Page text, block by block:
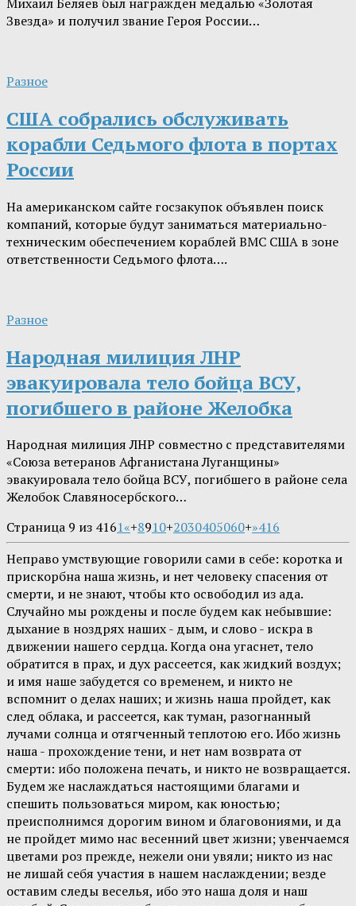
Звезда» и получил звание Героя России…
Разное
США собрались обслуживать
корабли Седьмого флота в портах
России
На американском сайте госзакупок объявлен поиск
компаний, которые будут заниматься материально-
техническим обеспечением кораблей ВМС США в зоне
ответственности Седьмого флота….
Разное
Народная милиция ЛНР
эвакуировала тело бойца ВСУ,
погибшего в районе Желобка
Народная милиция ЛНР совместно с представителями
«Союза ветеранов Афганистана Луганщины»
эвакуировала тело бойца ВСУ, погибшего в районе села
Желобок Славяносербского…
Страница 9 из 4161«+8910+2030405060+»416
Неправо умствующие говорили сами в себе: коротка и
прискорбна наша жизнь, и нет человеку спасения от
смерти, и не знают, чтобы кто освободил из ада.
Случайно мы рождены и после будем как небывшие:
дыхание в ноздрях наших - дым, и слово - искра в
движении нашего сердца. Когда она угаснет, тело
обратится в прах, и дух рассеется, как жидкий воздух;
и имя наше забудется со временем, и никто не
вспомнит о делах наших; и жизнь наша пройдет, как
след облака, и рассеется, как туман, разогнанный
лучами солнца и отягченный теплотою его. Ибо жизнь
наша - прохождение тени, и нет нам возврата от
смерти: ибо положена печать, и никто не возвращается.
Будем же наслаждаться настоящими благами и
спешить пользоваться миром, как юностью;
преисполнимся дорогим вином и благовониями, и да
не пройдет мимо нас весенний цвет жизни; увенчаемся
цветами роз прежде, нежели они увяли; никто из нас
не лишай себя участия в нашем наслаждении; везде
оставим следы веселья, ибо это наша доля и наш